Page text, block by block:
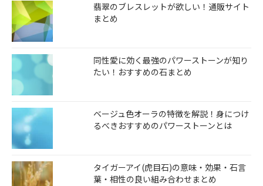
翡翠のブレスレットが欲しい！通販サイト
まとめ
同性愛に効く最強のパワーストーンが知り
たい！おすすめの石まとめ
ベージュ色オーラの特徴を解説！身につけ
るべきおすすめのパワーストーンとは
タイガーアイ(虎目石)の意味・効果・石言
葉・相性の良い組み合わせまとめ